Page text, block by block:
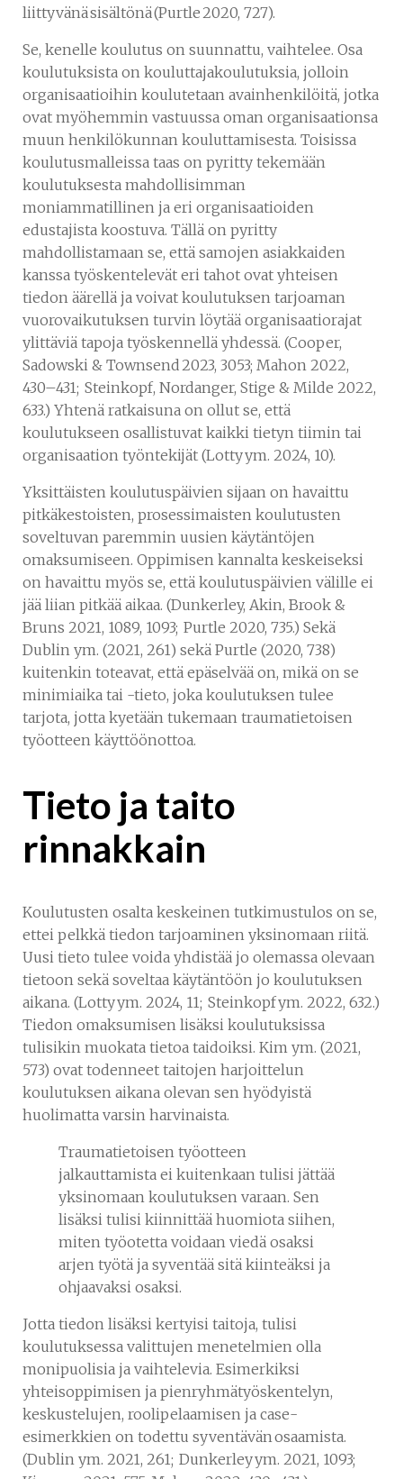
liittyvänä sisältönä (Purtle 2020, 727).
Se, kenelle koulutus on suunnattu, vaihtelee. Osa
koulutuksista on kouluttajakoulutuksia, jolloin
organisaatioihin koulutetaan avainhenkilöitä, jotka
ovat myöhemmin vastuussa oman organisaationsa
muun henkilökunnan kouluttamisesta. Toisissa
koulutusmalleissa taas on pyritty tekemään
koulutuksesta mahdollisimman
moniammatillinen ja eri organisaatioiden
edustajista koostuva. Tällä on pyritty
mahdollistamaan se, että samojen asiakkaiden
kanssa työskentelevät eri tahot ovat yhteisen
tiedon äärellä ja voivat koulutuksen tarjoaman
vuorovaikutuksen turvin löytää organisaatiorajat
ylittäviä tapoja työskennellä yhdessä. (Cooper,
Sadowski & Townsend 2023, 3053; Mahon 2022,
430–431; Steinkopf, Nordanger, Stige & Milde 2022,
633.) Yhtenä ratkaisuna on ollut se, että
koulutukseen osallistuvat kaikki tietyn tiimin tai
organisaation työntekijät (Lotty ym. 2024, 10).
Yksittäisten koulutuspäivien sijaan on havaittu
pitkäkestoisten, prosessimaisten koulutusten
soveltuvan paremmin uusien käytäntöjen
omaksumiseen. Oppimisen kannalta keskeiseksi
on havaittu myös se, että koulutuspäivien välille ei
jää liian pitkää aikaa. (Dunkerley, Akin, Brook &
Bruns 2021, 1089, 1093; Purtle 2020, 735.) Sekä
Dublin ym. (2021, 261) sekä Purtle (2020, 738)
kuitenkin toteavat, että epäselvää on, mikä on se
minimiaika tai -tieto, joka koulutuksen tulee
tarjota, jotta kyetään tukemaan traumatietoisen
työotteen käyttöönottoa.
Tieto ja taito
rinnakkain
Koulutusten osalta keskeinen tutkimustulos on se,
ettei pelkkä tiedon tarjoaminen yksinomaan riitä.
Uusi tieto tulee voida yhdistää jo olemassa olevaan
tietoon sekä soveltaa käytäntöön jo koulutuksen
aikana. (Lotty ym. 2024, 11; Steinkopf ym. 2022, 632.)
Tiedon omaksumisen lisäksi koulutuksissa
tulisikin muokata tietoa taidoiksi. Kim ym. (2021,
573) ovat todenneet taitojen harjoittelun
koulutuksen aikana olevan sen hyödyistä
huolimatta varsin harvinaista.
Traumatietoisen työotteen
jalkauttamista ei kuitenkaan tulisi jättää
yksinomaan koulutuksen varaan. Sen
lisäksi tulisi kiinnittää huomiota siihen,
miten työotetta voidaan viedä osaksi
arjen työtä ja syventää sitä kiinteäksi ja
ohjaavaksi osaksi.
Jotta tiedon lisäksi kertyisi taitoja, tulisi
koulutuksessa valittujen menetelmien olla
monipuolisia ja vaihtelevia. Esimerkiksi
yhteisoppimisen ja pienryhmätyöskentelyn,
keskustelujen, roolipelaamisen ja case-
esimerkkien on todettu syventävän osaamista.
(Dublin ym. 2021, 261; Dunkerley ym. 2021, 1093;